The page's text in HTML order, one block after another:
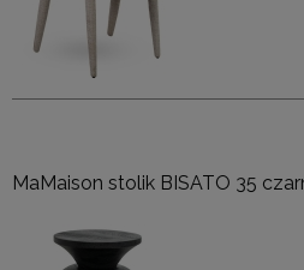
MaMaison stolik BISATO 35